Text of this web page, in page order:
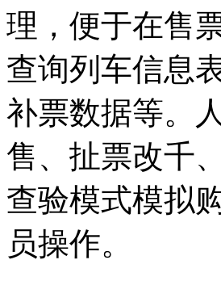
理，便于在售
查询列车信息
补票数据等。
售、扯票改千
查验模式模拟
员操作。